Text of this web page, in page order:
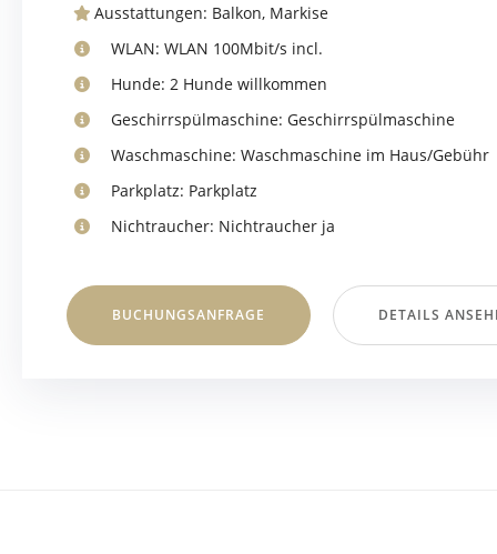
Ausstattungen: Balkon, Markise
WLAN: WLAN 100Mbit/s incl.
Hunde: 2 Hunde willkommen
Geschirrspülmaschine: Geschirrspülmaschine
Waschmaschine: Waschmaschine im Haus/Gebühr
Parkplatz: Parkplatz
Nichtraucher: Nichtraucher ja
BUCHUNGSANFRAGE DETAILS